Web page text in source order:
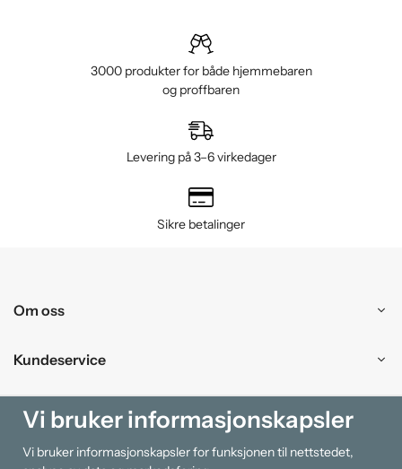
3000 produkter for både hjemmebaren
og proffbaren
Levering på 3–6 virkedager
Sikre betalinger
Om oss
Kundeservice
Kjøpesenter
Information
Vi bruker informasjonskapsler
Vi bruker informasjonskapsler for funksjonen til nettstedet,